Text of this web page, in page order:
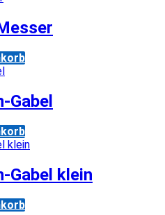
Gabel
Gabel klein